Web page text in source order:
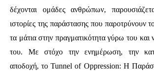
δέχονται ομάδες ανθρώπων,
ιστορίες της παράστασης που παροτρύνουν
τα μάτια στην πραγματικότητα γύρω του και
του. Με στόχο την ενημέρωση, την
αποδοχή, το Tunnel of Oppression: Η